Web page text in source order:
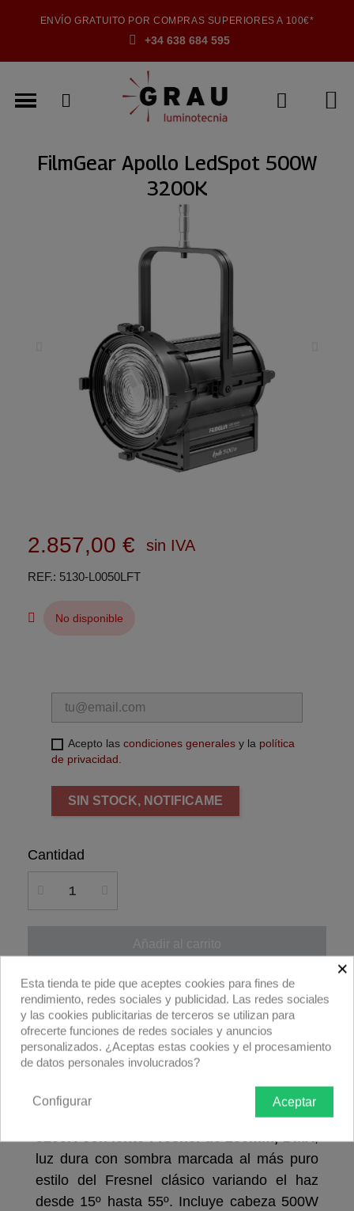
ENVÍO GRATUITO POR COMPRAS SUPERIORES A 100€*
+34 638 684 595
FilmGear Apollo LedSpot 500W
3200K
2.857,00 € sin IVA
REF. 5130-L0050LFT
No disponible
Acepto las condiciones generales y la política
de privacidad.
SIN STOCK, NOTIFICAME
Cantidad
Compra ahora
Apollo LedSpot 500W 3200K MO de Filmgear.
Descripción producto
Foco Apollo LedSpot 500W COB LED
3200K con lente Fresnel de 250mm, DMX;
luz dura con sombra marcada al más puro
estilo del Fresnel clásico variando el haz
desde 15º hasta 55º. Incluye cabeza 500W
×
Esta tienda te pide que aceptes cookies para fines de
rendimiento, redes sociales y publicidad. Las redes sociales
y las cookies publicitarias de terceros se utilizan para
ofrecerte funciones de redes sociales y anuncios
personalizados. ¿Aceptas estas cookies y el procesamiento
de datos personales involucrados?
Aceptar
Configurar